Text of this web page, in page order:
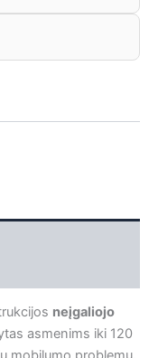
neįgaliojo
asmenims iki 120